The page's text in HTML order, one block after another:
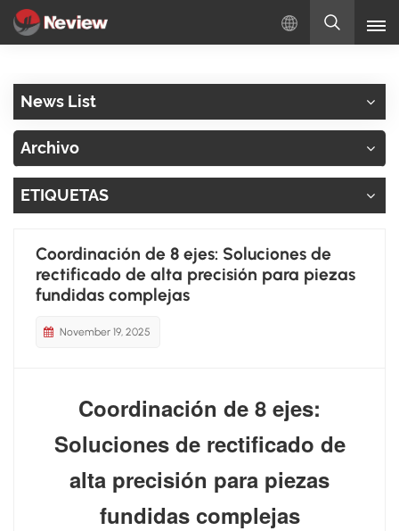
Español
بالعربية
News List
Archivo
ETIQUETAS
Coordinación de 8 ejes: Soluciones de
rectificado de alta precisión para piezas
fundidas complejas
November 19, 2025
Coordinación de 8 ejes:
Soluciones de rectificado de
alta precisión para piezas
fundidas complejas